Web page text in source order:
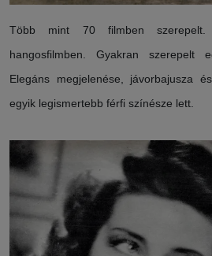
Több mint 70 filmben
hangosfilmben. Gyakran szerepelt
Elegáns megjelenése, jávorbajusza
egyik legismertebb férfi színésze lett.